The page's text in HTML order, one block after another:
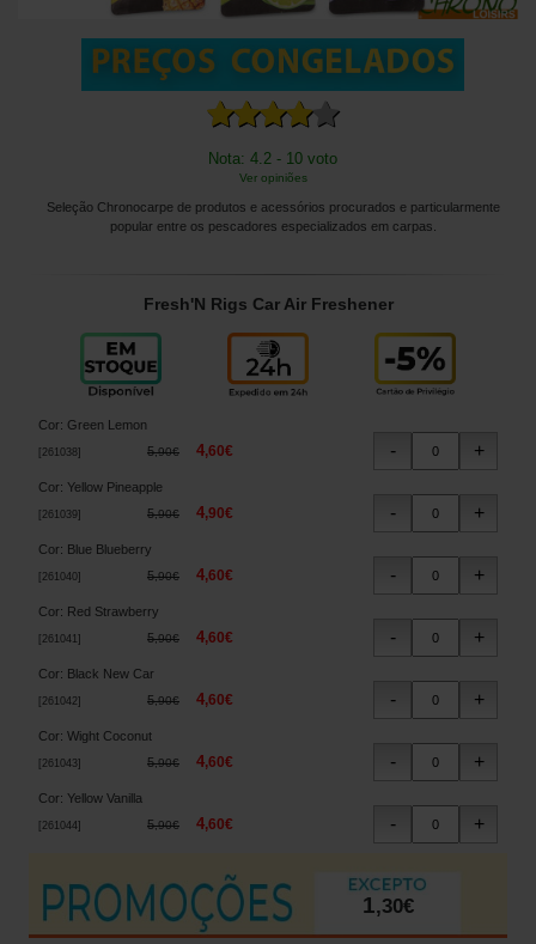
Nota: 4.2 - 10 voto
Ver opiniões
Seleção Chronocarpe de produtos e acessórios procurados e particularmente
popular entre os pescadores especializados em carpas.
Fresh'N Rigs Car Air Freshener
Cor: Green Lemon
261038 ] 5,90€ 4,60€
Cor: Yellow Pineapple
261039] 5,90€ 4,90€
Cor: Blue Blueberry
261040] 5,90€ 4,60€
Cor: Red Strawberry
261041 ] 5,90€ 4,60€
Cor: Black New Car
261042] 5,90€ 4,60€
Cor: Wight Coconut
261043 ] 5,90€ 4,60€
Cor: Yellow Vanilla
261044] 5,90€ 4,60€
1,30€